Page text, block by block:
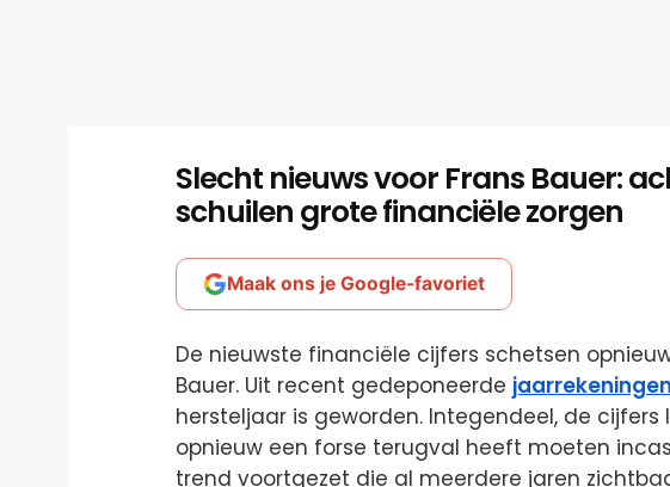
Slecht nieuws voor Frans Bauer:
schuilen grote financiële zorgen
Maak ons je Google-favoriet
De nieuwste financiële cijfers schetsen
Bauer. Uit recent gedeponeerde jaarrekeningen
hersteljaar is geworden. Integendeel, de
opnieuw een forse terugval heeft moeten
trend voortgezet die al meerdere jaren